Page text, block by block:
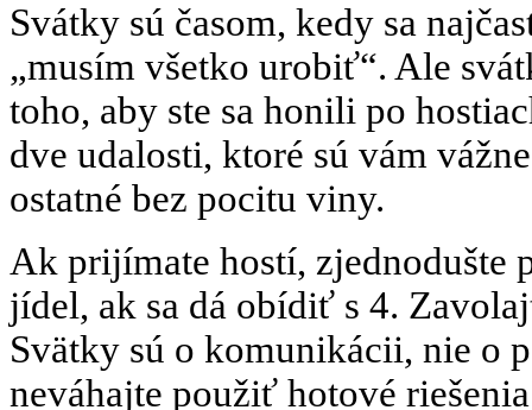
Svátky sú časom, kedy sa
„musím všetko urobiť“. Ale
toho, aby ste sa honili po
dve udalosti, ktoré sú vám
ostatné bez pocitu viny.
Ak prijímate hostí, zjednodušte
jídel, ak sa dá obídiť s 4.
Svätky sú o komunikácii, nie o
neváhajte použiť hotové